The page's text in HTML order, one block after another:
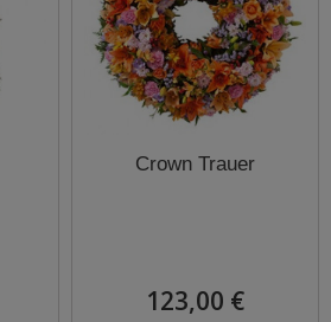
Crown Trauer
123,00 €